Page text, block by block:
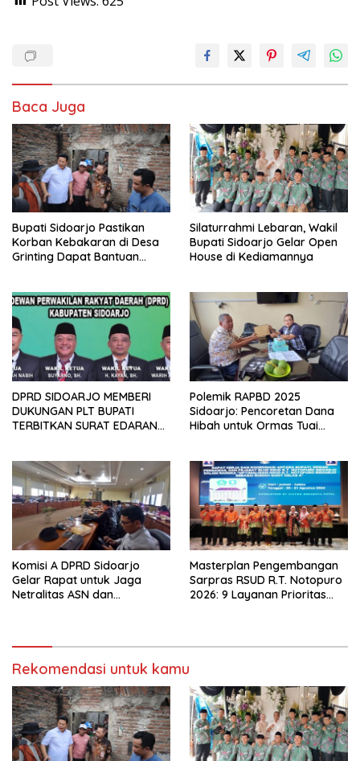
Baca Juga
Bupati Sidoarjo Pastikan
Korban Kebakaran di Desa
Grinting Dapat Bantuan
Silaturrahmi Lebaran, Wakil
Bupati Sidoarjo Gelar Open
House di Kediamannya
DPRD SIDOARJO MEMBERI
DUKUNGAN PLT BUPATI
TERBITKAN SURAT EDARAN
TK, PAUD, SD, SMP/MTS
KELUAR KOTA
Polemik RAPBD 2025
Sidoarjo: Pencoretan Dana
Hibah untuk Ormas Tuai
Komisi A DPRD Sidoarjo
Gelar Rapat untuk Jaga
Netralitas ASN dan
Masterplan Pengembangan
Sarpras RSUD R.T. Notopuro
2026: 9 Layanan Prioritas
Rekomendasi untuk kamu